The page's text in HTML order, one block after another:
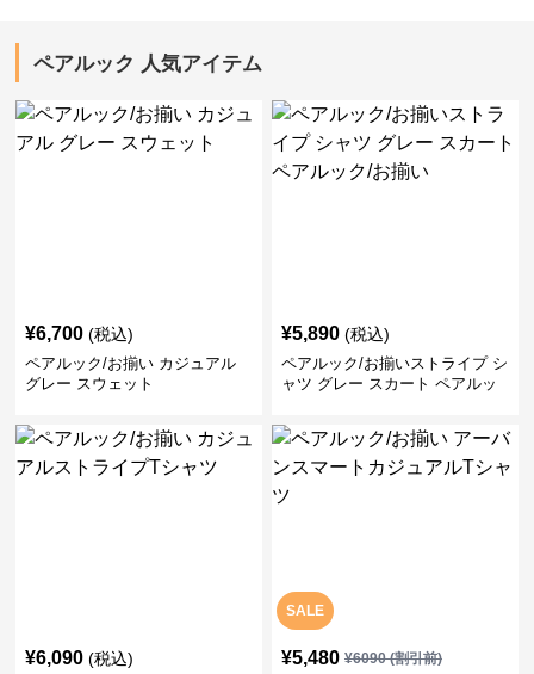
ペアルック 人気アイテム
¥6,700 (税込)
ペアルック/お揃い カジュアル
グレー スウェット
¥5,890 (税込)
ペアルック/お揃いストライプ シ
ャツ グレー スカート ペアルッ
¥6,090 (税込)
SALE
¥5,480 ¥6090(割引前)